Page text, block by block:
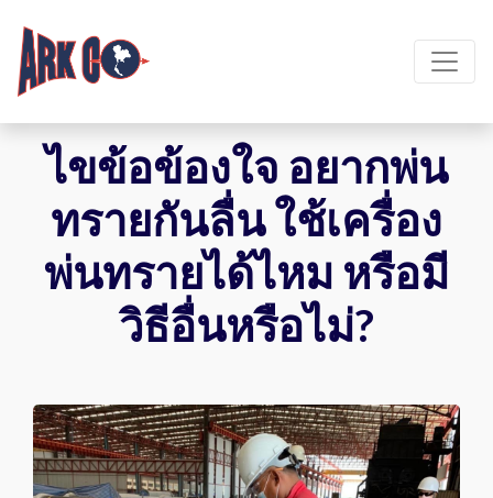
ไขข้อข้องใจ อยากพ่น
ทรายกันลื่น ใช้เครื่อง
พ่นทรายได้ไหม หรือมี
วิธีอื่นหรือไม่?